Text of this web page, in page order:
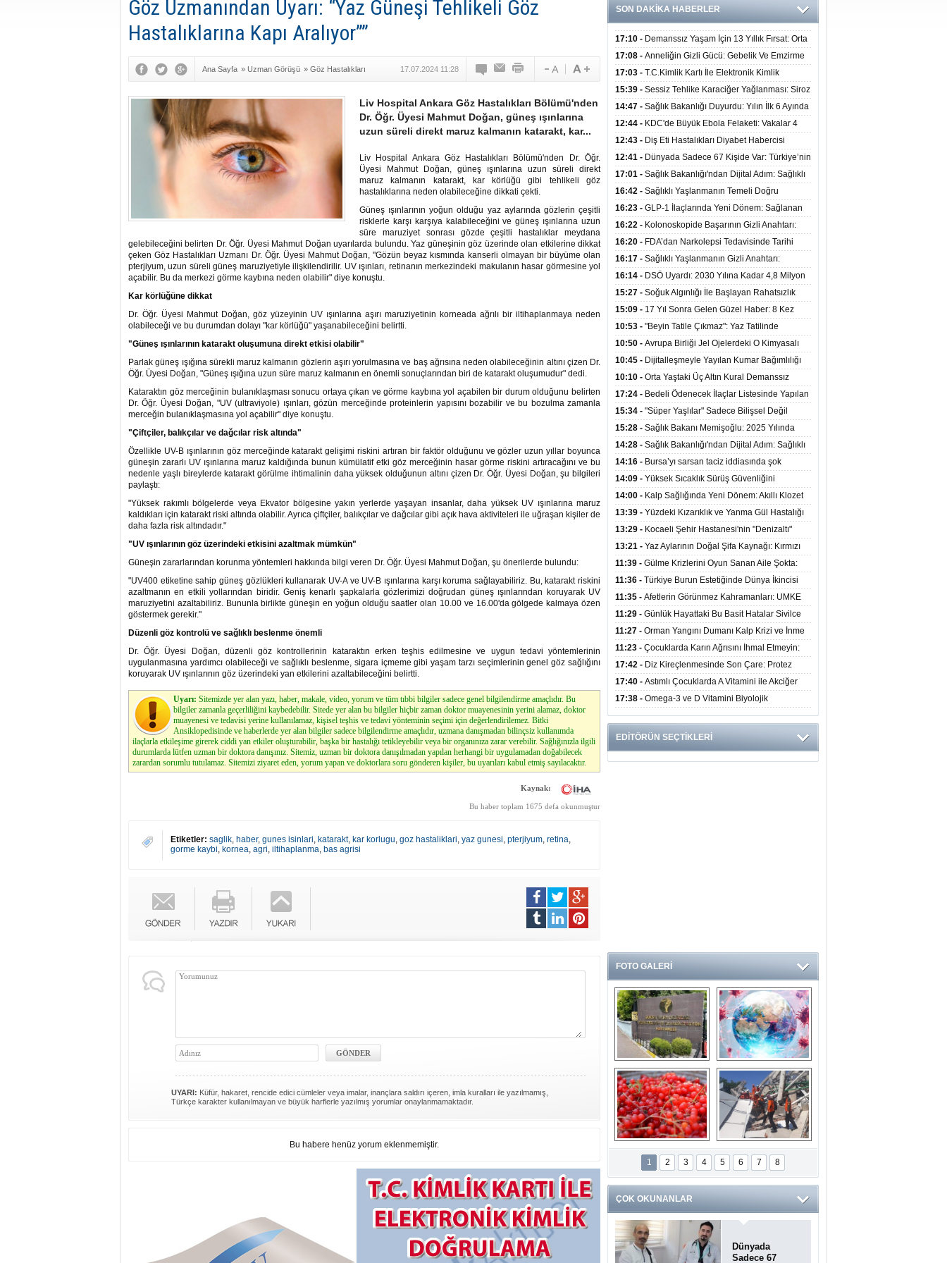
Göz Uzmanından Uyarı: “Yaz Güneşi Tehlikeli Göz
Hastalıklarına Kapı Aralıyor””
Ana Sayfa » Uzman Görüşü » Göz Hastalıkları 17.07.2024 11:28
Liv Hospital Ankara Göz Hastalıkları Bölümü'nden
Dr. Öğr. Üyesi Mahmut Doğan, güneş ışınlarına
uzun süreli direkt maruz kalmanın katarakt, kar...
Liv Hospital Ankara Göz Hastalıkları Bölümü'nden Dr. Öğr.
Üyesi Mahmut Doğan, güneş ışınlarına uzun süreli direkt
maruz kalmanın katarakt, kar körlüğü gibi tehlikeli göz
hastalıklarına neden olabileceğine dikkati çekti.
Güneş ışınlarının yoğun olduğu yaz aylarında gözlerin çeşitli
risklerle karşı karşıya kalabileceğini ve güneş ışınlarına uzun
süre maruziyet sonrası gözde çeşitli hastalıklar meydana
gelebileceğini belirten Dr. Öğr. Üyesi Mahmut Doğan uyarılarda bulundu. Yaz güneşinin göz üzerinde olan etkilerine dikkat
çeken Göz Hastalıkları Uzmanı Dr. Öğr. Üyesi Mahmut Doğan, "Gözün beyaz kısmında kanserli olmayan bir büyüme olan
pterjiyum, uzun süreli güneş maruziyetiyle ilişkilendirilir. UV ışınları, retinanın merkezindeki makulanın hasar görmesine yol
açabilir. Bu da merkezi görme kaybına neden olabilir" diye konuştu.
Kar körlüğüne dikkat
Dr. Öğr. Üyesi Mahmut Doğan, göz yüzeyinin UV ışınlarına aşırı maruziyetinin korneada ağrılı bir iltihaplanmaya neden
olabileceği ve bu durumdan dolayı "kar körlüğü" yaşanabileceğini belirtti.
"Güneş ışınlarının katarakt oluşumuna direkt etkisi olabilir"
Parlak güneş ışığına sürekli maruz kalmanın gözlerin aşırı yorulmasına ve baş ağrısına neden olabileceğinin altını çizen Dr.
Öğr. Üyesi Doğan, "Güneş ışığına uzun süre maruz kalmanın en önemli sonuçlarından biri de katarakt oluşumudur" dedi.
Kataraktın göz merceğinin bulanıklaşması sonucu ortaya çıkan ve görme kaybına yol açabilen bir durum olduğunu belirten
Dr. Öğr. Üyesi Doğan, "UV (ultraviyole) ışınları, gözün merceğinde proteinlerin yapısını bozabilir ve bu bozulma zamanla
merceğin bulanıklaşmasına yol açabilir" diye konuştu.
"Çiftçiler, balıkçılar ve dağcılar risk altında"
Özellikle UV-B ışınlarının göz merceğinde katarakt gelişimi riskini artıran bir faktör olduğunu ve gözler uzun yıllar boyunca
güneşin zararlı UV ışınlarına maruz kaldığında bunun kümülatif etki göz merceğinin hasar görme riskini artıracağını ve bu
nedenle yaşlı bireylerde katarakt görülme ihtimalinin daha yüksek olduğunun altını çizen Dr. Öğr. Üyesi Doğan, şu bilgileri
paylaştı:
"Yüksek rakımlı bölgelerde veya Ekvator bölgesine yakın yerlerde yaşayan insanlar, daha yüksek UV ışınlarına maruz
kaldıkları için katarakt riski altında olabilir. Ayrıca çiftçiler, balıkçılar ve dağcılar gibi açık hava aktiviteleri ile uğraşan kişiler de
daha fazla risk altındadır."
"UV ışınlarının göz üzerindeki etkisini azaltmak mümkün"
Güneşin zararlarından korunma yöntemleri hakkında bilgi veren Dr. Öğr. Üyesi Mahmut Doğan, şu önerilerde bulundu:
"UV400 etiketine sahip güneş gözlükleri kullanarak UV-A ve UV-B ışınlarına karşı koruma sağlayabiliriz. Bu, katarakt riskini
azaltmanın en etkili yollarından biridir. Geniş kenarlı şapkalarla gözlerimizi doğrudan güneş ışınlarından koruyarak UV
maruziyetini azaltabiliriz. Bununla birlikte güneşin en yoğun olduğu saatler olan 10.00 ve 16.00'da gölgede kalmaya özen
göstermek gerekir."
Düzenli göz kontrolü ve sağlıklı beslenme önemli
Dr. Öğr. Üyesi Doğan, düzenli göz kontrollerinin kataraktın erken teşhis edilmesine ve uygun tedavi yöntemlerinin
uygulanmasına yardımcı olabileceği ve sağlıklı beslenme, sigara içmeme gibi yaşam tarzı seçimlerinin genel göz sağlığını
koruyarak UV ışınlarının göz üzerindeki yan etkilerini azaltabileceğini belirtti.
Uyarı: Sitemizde yer alan yazı, haber, makale, video, yorum ve tüm tıbbi bilgiler sadece genel bilgilendirme amaçlıdır. Bu
bilgiler zamanla geçerliliğini kaybedebilir. Sitede yer alan bu bilgiler hiçbir zaman doktor muayenesinin yerini alamaz, doktor
muayenesi ve tedavisi yerine kullanılamaz, kişisel teşhis ve tedavi yönteminin seçimi için değerlendirilemez. Bitki
Ansiklopedisinde ve haberlerde yer alan bilgiler sadece bilgilendirme amaçlıdır, uzmana danışmadan bilinçsiz kullanımda
ilaçlarla etkileşime girerek ciddi yan etkiler oluşturabilir, başka bir hastalığı tetikleyebilir veya bir organınıza zarar verebilir. Sağlığınızla ilgili
durumlarda lütfen uzman bir doktora danışınız. Sitemiz, uzman bir doktora danışılmadan yapılan herhangi bir uygulamadan doğabilecek
zarardan sorumlu tutulamaz. Sitemizi ziyaret eden, yorum yapan ve doktorlara soru gönderen kişiler, bu uyarıları kabul etmiş sayılacaktır.
Kaynak:
Bu haber toplam 1675 defa okunmuştur
Etiketler: saglik, haber, gunes isinlari, katarakt, kar korlugu, goz hastaliklari, yaz gunesi, pterjiyum, retina,
gorme kaybi, kornea, agri, iltihaplanma, bas agrisi
UYARI: Küfür, hakaret, rencide edici cümleler veya imalar, inançlara saldırı içeren, imla kuralları ile yazılmamış,
Türkçe karakter kullanılmayan ve büyük harflerle yazılmış yorumlar onaylanmamaktadır.
Bu habere henüz yorum eklenmemiştir.
SON DAKİKA HABERLER
17:10 - Demanssız Yaşam İçin 13 Yıllık Fırsat: Orta
Yaştaki Yaşam Tarzı Beyin Sağlığını Belirliyor
17:08 - Anneliğin Gizli Gücü: Gebelik Ve Emzirme
Biyolojik Dayanıklılığı Artırabilir Mi?
17:03 - T.C.Kimlik Kartı İle Elektronik Kimlik
Doğrulama Yöntemi (Biyometrik Kimlik Doğrulama
Sistemi) 07.08.2026
15:39 - Sessiz Tehlike Karaciğer Yağlanması: Siroz
Ve Kalp Krizine Davetiye Çıkarıyor!
14:47 - Sağlık Bakanlığı Duyurdu: Yılın İlk 6 Ayında
10 Binden Fazla Hasta Hiperbarik Oksijen Tedavisi
Aldı
12:44 - KDC'de Büyük Ebola Felaketi: Vakalar 4
Bini Aştı, Virüste Mutasyon Şüphesi!
12:43 - Diş Eti Hastalıkları Diyabet Habercisi
Olabilir: Ağız Sağlığı Ve Şeker Arasındaki Çift Yönlü
Bağ Kanıtlandı
12:41 - Dünyada Sadece 67 Kişide Var: Türkiye’nin
İlk Bundgaard Sendromu Vakası Diyarbakır’da
Teşhis Edildi
17:01 - Sağlık Bakanlığı'ndan Dijital Adım: Sağlıklı
Hayat Merkezlerinde Uzaktan Danışmanlık Dönemi
Başladı
16:42 - Sağlıklı Yaşlanmanın Temeli Doğru
Beslenmeden Geçiyor: İleri Yaşta Hangi Besin
Öğelerine İhtiyaç Duyuluyor?
16:23 - GLP-1 İlaçlarında Yeni Dönem: Sağlanan
Faydalar Yalnızca Kilo Kaybıyla Sınırlı Değil
16:22 - Kolonoskopide Başarının Gizli Anahtarı:
Yetersiz Bağırsak Temizliği Poliplerin Gözden
Kaçmasına Neden Oluyor
16:20 - FDA’dan Narkolepsi Tedavisinde Tarihi
Onay: Oreksin Sistemini Hedefleyen İlk İlaç
Kullanıma Sunuldu
16:17 - Sağlıklı Yaşlanmanın Gizli Anahtarı:
Düzenli Kuvvet Antrenmanı Kas Ve Kemik Sağlığını
Koruyor
16:14 - DSÖ Uyardı: 2030 Yılına Kadar 4,8 Milyon
Hemşire ve Ebe Açığı Oluşabilir
15:27 - Soğuk Algınlığı İle Başlayan Rahatsızlık
Karaciğer Yetmezliği Çıktı: 17 Yıl Sonra Nakille
Hayata Tutundu
15:09 - 17 Yıl Sonra Gelen Güzel Haber: 8 Kez
Reddedilen Hastaya 9'uncu Çağrıda Nakil Yapıldı
10:53 - "Beyin Tatile Çıkmaz": Yaz Tatilinde
Öğrenilenlerin Yüzde 39'u Unutulabiliyor
10:50 - Avrupa Birliği Jel Ojelerdeki O Kimyasalı
Yasakladı: Kısırlık ve Alerji Riski Uyarısı
10:45 - Dijitalleşmeyle Yayılan Kumar Bağımlılığı
Beyni ve Aileyi Yıkıma Uğratıyor
10:10 - Orta Yaştaki Üç Altın Kural Demanssız
Yaşamı 13 Yıl Uzatabiliyor
17:24 - Bedeli Ödenecek İlaçlar Listesinde Yapılan
Düzenlemeler Hakkında Duyuru 2026/30
15:34 - "Süper Yaşlılar" Sadece Bilişsel Değil
Fiziksel Olarak da Daha Sağlıklı Yaşıyor
15:28 - Sağlık Bakanı Memişoğlu: 2025 Yılında
300 Bini Aşkın Kişiye Emzirme Eğitimi Verildi
14:28 - Sağlık Bakanlığı'ndan Dijital Adım: Sağlıklı
Hayat Merkezlerinde Uzaktan Sağlık Hizmeti
Başladı
14:16 - Bursa’yı sarsan taciz iddiasında şok
gelişme!
14:09 - Yüksek Sıcaklık Sürüş Güvenliğini
Düşürüyor: 40 Derecede Güvenli Sürüş Süresi 53
Dakikaya İniyor
14:00 - Kalp Sağlığında Yeni Dönem: Akıllı Klozet
Kapağı 30 Saniyede Ritim Bozukluğunu Tespit
Ediyor
13:39 - Yüzdeki Kızarıklık ve Yanma Gül Hastalığı
(Rozasea) Belirtisi Olabilir
13:29 - Kocaeli Şehir Hastanesi'nin "Denizaltı"
Görünümlü Ünitesi Hastalara Umut Oluyor
13:21 - Yaz Aylarının Doğal Şifa Kaynağı: Kırmızı
Meyveler Bağışıklığı ve Kalbi Koruyor
11:39 - Gülme Krizlerini Oyun Sanan Aile Şokta:
3,5 Yaşındaki Çocuk 8 Kez Felç Geçirdi
11:36 - Türkiye Burun Estetiğinde Dünya İkincisi
Oldu
11:35 - Afetlerin Görünmez Kahramanları: UMKE
Dev Kadrosuyla Görev Başında
11:29 - Günlük Hayattaki Bu Basit Hatalar Sivilce
Oluşumunu Tetikliyor
11:27 - Orman Yangını Dumanı Kalp Krizi ve İnme
Riskini Artırıyor
11:23 - Çocuklarda Karın Ağrısını İhmal Etmeyin:
Apandisit Habercisi Olabilir
17:42 - Diz Kireçlenmesinde Son Çare: Protez
Ameliyatı İle Yaşam Kalitesi Artıyor
17:40 - Astımlı Çocuklarda A Vitamini ile Akciğer
Hacmi Arasında Bağlantı Bulundu
17:38 - Omega-3 ve D Vitamini Biyolojik
Yaşlanmayı Yavaşlatabilir
EDİTÖRÜN SEÇTİKLERİ
FOTO GALERİ
Ve burası da bir
devlet hastanesi
14 soruda
Koronavirüs
hakkında kendinizi
test edin...
Gilaburu meyvesi
kanserden koruyor
Endonezya’daki
deprem: Ölü sayısı
bin 203'e yükseldi
1 2 3 4 5 6 7 8
ÇOK OKUNANLAR
Dünyada
Sadece 67